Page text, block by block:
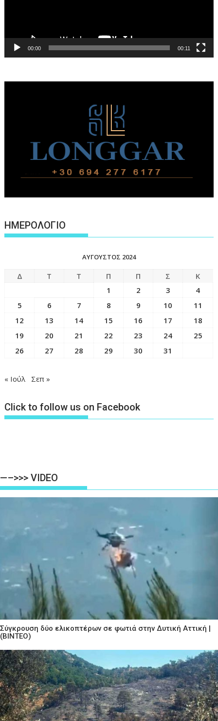
00:00 00:11
ΗΜΕΡΟΛΟΓΙΟ
ΑΎΓΟΥΣΤΟΣ 2024
Δ Τ Τ Π Π Σ
Κ
1
2 3
4
5
6 7 8 9 10
11
12
13 14 15 16 17
18
19
20 21 22 23 24
25
26
27 28 29 30 31
« Ιούλ Σεπ »
Click to follow us on Facebook
—–>>> VIDEO
Σύγκρουση δύο ελικοπτέρων σε φωτιά στην Δυτική Αττική |
(ΒΙΝΤΕΟ)